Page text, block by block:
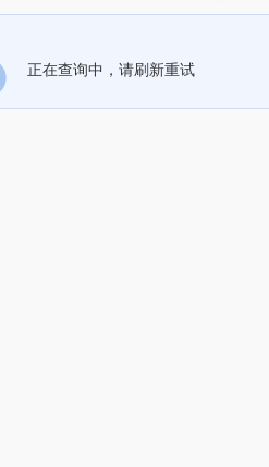
正在查询中，请刷新重试